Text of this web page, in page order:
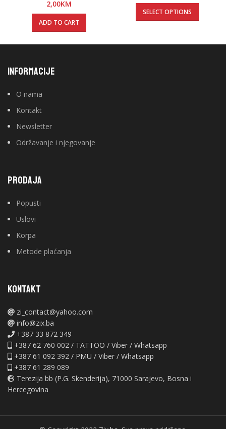
2,00KM
ADD TO CART
SELECT OPTIONS
INFORMACIJE
O nama
Kontakt
Newsletter
Održavanje i njegovanje
PRODAJA
Popusti
Uslovi
Korpa
Metode plaćanja
KONTAKT
zi_contact@yahoo.com
info@zix.ba
+387 33 872 349
+387 62 760 002 / TATTOO / Viber / Whatsapp
+387 61 092 392 / PMU / Viber / Whatsapp
+387 61 289 089
Terezija bb (P.G. Skenderija), 71000 Sarajevo, Bosna i
Hercegovina